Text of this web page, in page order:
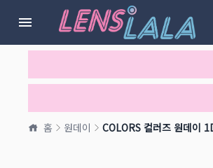
홈 원데이 COLORS 컬러즈 원데이